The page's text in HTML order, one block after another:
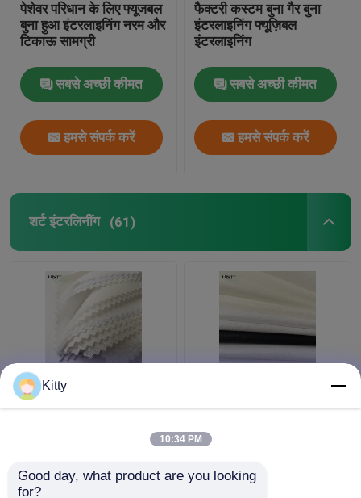
पेशेवर परिधान के लिए फ्यूजबल
बुना हुआ इंटरलाइनिंग नरम और
टिकाऊ सामग्री
सबसे अच्छी कीमत
हमसे संपर्क करें
फैक्टरी कस्टम बुना गैर बुना
इंटरलाइनिंग फ्यूज़िबल
इंटरलाइनिंग
सबसे अच्छी कीमत
हमसे संपर्क करें
शर्ट इंटरलिनींग (61)
डबल डॉट पीए कोटिंग के साथ
पॉलिएस्टर शर्ट इंटरलाइनिंग
इंटरलाइनिंग
Kitty
10:34 PM
Good day, what product are you looking
for?